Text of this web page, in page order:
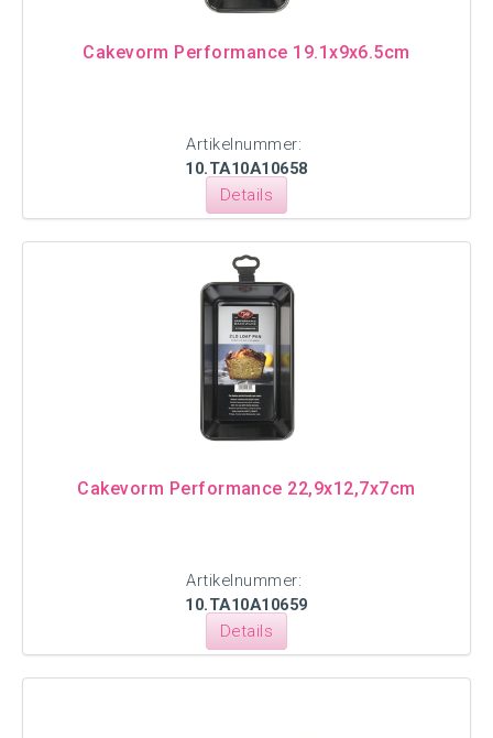
Cakevorm Performance 19.1x9x6.5cm
Artikelnummer:
10.TA10A10658
Details
Cakevorm Performance 22,9x12,7x7cm
Artikelnummer:
10.TA10A10659
Details